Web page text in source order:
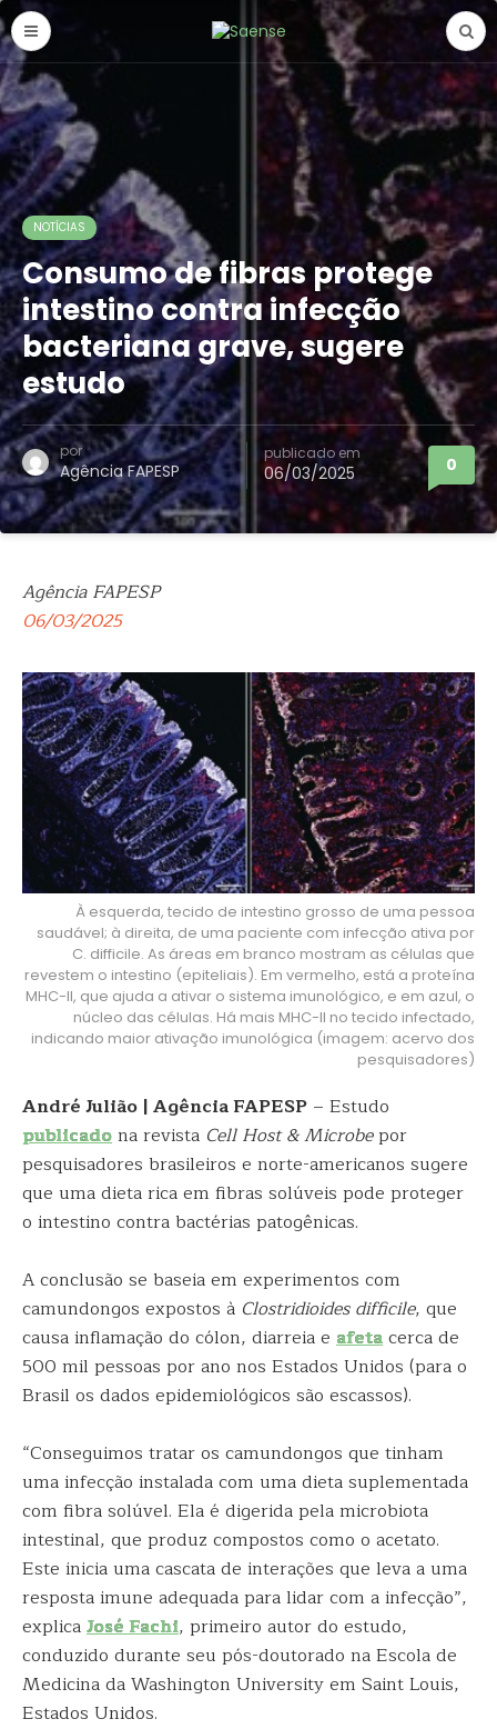
NOTÍCIAS
Consumo de fibras protege
intestino contra infecção
bacteriana grave, sugere
estudo
por
Agência FAPESP
publicado em
06/03/2025 0
Agência FAPESP
06/03/2025
À esquerda, tecido de intestino grosso de uma pessoa
saudável; à direita, de uma paciente com infecção ativa por
C. difficile. As áreas em branco mostram as células que
revestem o intestino (epiteliais). Em vermelho, está a proteína
MHC-II, que ajuda a ativar o sistema imunológico, e em azul, o
núcleo das células. Há mais MHC-II no tecido infectado,
indicando maior ativação imunológica (imagem: acervo dos
pesquisadores)
André Julião | Agência FAPESP – Estudo
publicadona revista Cell Host & Microbepor
pesquisadores brasileiros e norte-americanos sugere
que uma dieta rica em fibras solúveis pode proteger
o intestino contra bactérias patogênicas.
A conclusão se baseia em experimentos com
camundongos expostos à Clostridioides difficile, que
causa inflamação do cólon, diarreia e afetacerca de
500 mil pessoas por ano nos Estados Unidos (para o
Brasil os dados epidemiológicos são escassos).
“Conseguimos tratar os camundongos que tinham
uma infecção instalada com uma dieta suplementada
com fibra solúvel. Ela é digerida pela microbiota
intestinal, que produz compostos como o acetato.
Este inicia uma cascata de interações que leva a uma
resposta imune adequada para lidar com a infecção”,
explicaJosé Fachi, primeiro autor do estudo,
conduzido durante seu pós-doutorado na Escola de
Medicina da Washington University em Saint Louis,
Estados Unidos.